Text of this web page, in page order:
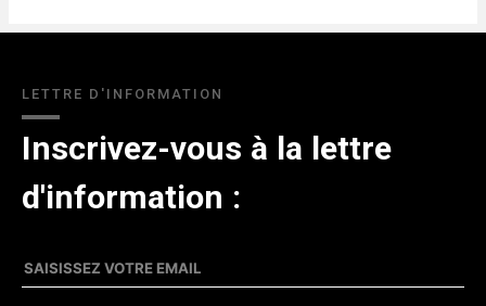
LETTRE D'INFORMATION
Inscrivez-vous à la lettre
d'information :